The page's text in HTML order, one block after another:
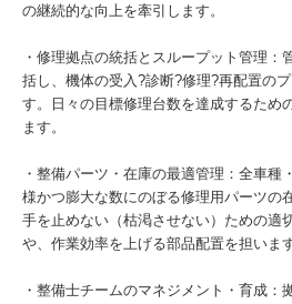
の継続的な向上を牽引します。
・修理拠点の統括とスループット管理：
括し、機体の受入?診断?修理?再配置の
す。日々の目標修理台数を達成するため
ます。
・整備パーツ・在庫の最適管理：全車種
様かつ膨大な数にのぼる修理用パーツの
手を止めない（枯渇させない）ための適
や、作業効率を上げる部品配置を担います
・整備士チームのマネジメント・育成：